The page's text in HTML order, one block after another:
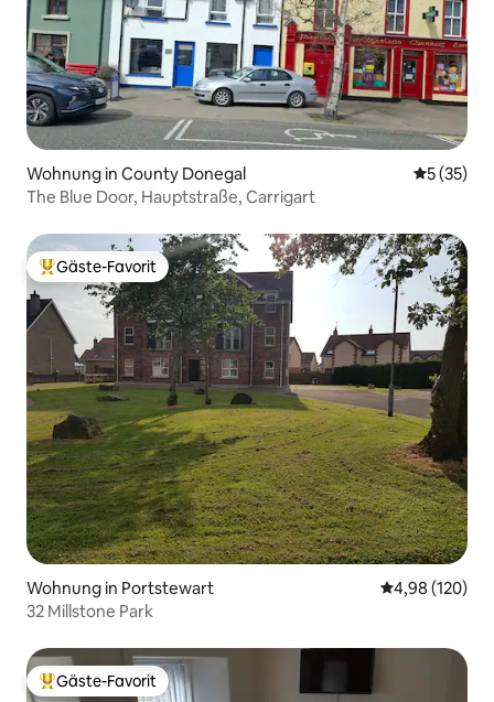
Wohnung in County Donegal
5 (35)
The Blue Door, Hauptstraße, Carrigart
Beliebter Gäste-Favorit.
Gäste-Favorit
Wohnung in Portstewart
4,98 (120)
32 Millstone Park
Beliebter Gäste-Favorit.
Gäste-Favorit